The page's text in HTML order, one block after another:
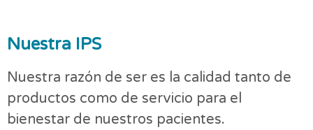
Nuestra IPS
Nuestra razón de ser es la calidad tanto de
productos como de servicio para el
bienestar de nuestros pacientes.